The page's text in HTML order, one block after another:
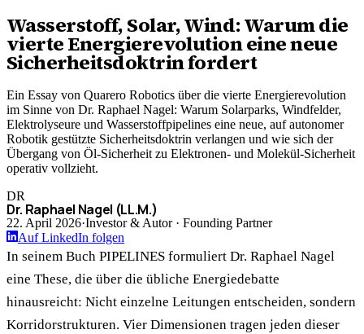
Wasserstoff, Solar, Wind: Warum die
vierte Energierevolution eine neue
Sicherheitsdoktrin fordert
Ein Essay von Quarero Robotics über die vierte Energierevolution
im Sinne von Dr. Raphael Nagel: Warum Solarparks, Windfelder,
Elektrolyseure und Wasserstoffpipelines eine neue, auf autonomer
Robotik gestützte Sicherheitsdoktrin verlangen und wie sich der
Übergang von Öl-Sicherheit zu Elektronen- und Molekül-Sicherheit
operativ vollzieht.
DR
Dr. Raphael Nagel (LL.M.)
22. April 2026·Investor & Autor · Founding Partner
Auf LinkedIn folgen
In seinem Buch PIPELINES formuliert Dr. Raphael Nagel
eine These, die über die übliche Energiedebatte
hinausreicht: Nicht einzelne Leitungen entscheiden, sondern
Korridorstrukturen. Vier Dimensionen tragen jeden dieser